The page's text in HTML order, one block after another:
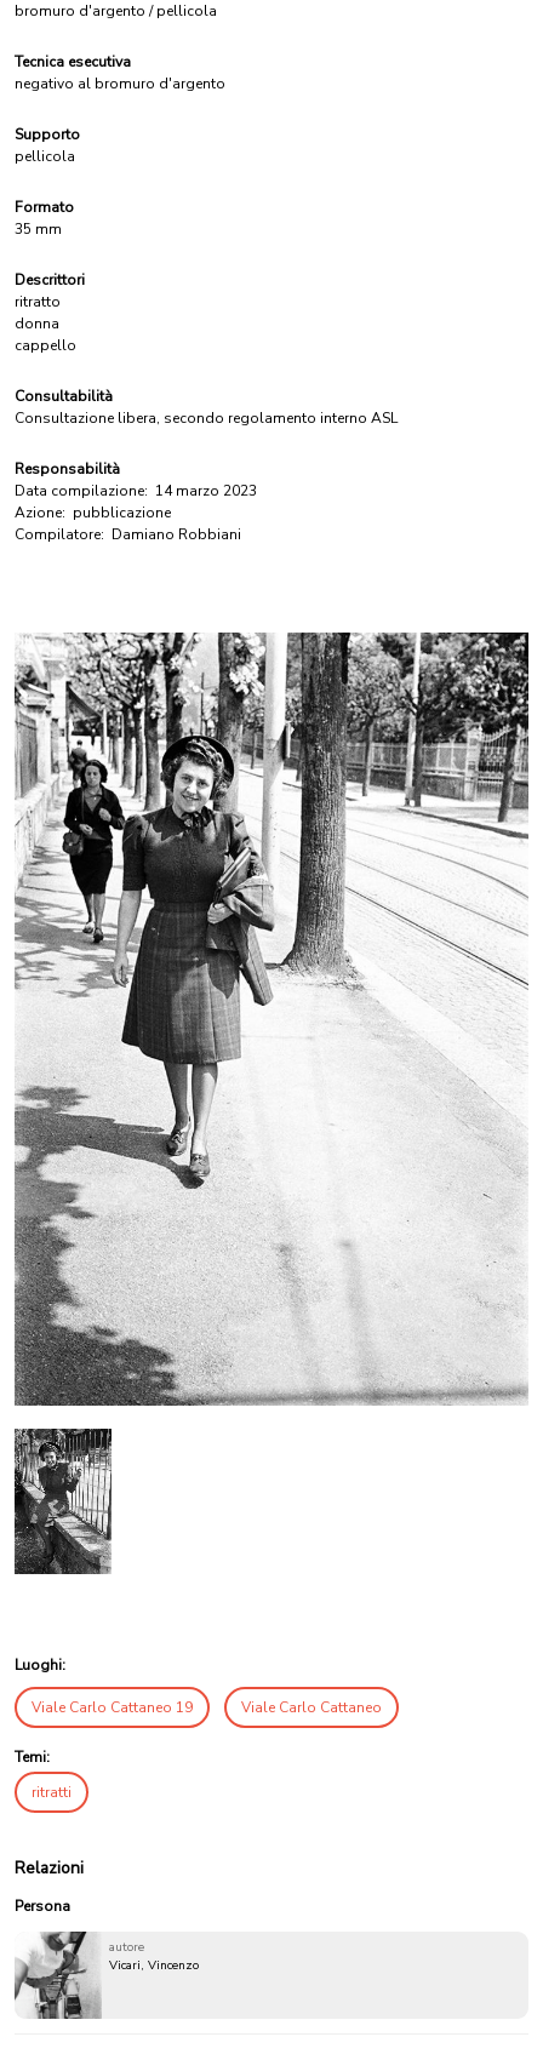
bromuro d'argento / pellicola
Tecnica esecutiva
negativo al bromuro d'argento
Supporto
pellicola
Formato
35 mm
Descrittori
ritratto
donna
cappello
Consultabilità
Consultazione libera, secondo regolamento interno ASL
Responsabilità
Data compilazione: 14 marzo 2023
Azione: pubblicazione
Compilatore: Damiano Robbiani
Luoghi:
Viale Carlo Cattaneo 19 Viale Carlo Cattaneo
Temi:
ritratti
Relazioni
Persona
autore
Vicari, Vincenzo